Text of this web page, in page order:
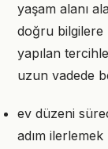
yaşam alanı
doğru bilgilere
yapılan
uzun vadede
ev düzeni
adım